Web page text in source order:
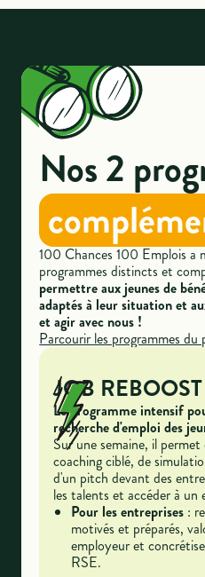
Nos 2
100 Chances 100 Emplois a
programmes distincts et
permettre aux jeunes de
adaptés à leur situation et
et agir avec nous !
Parcourir les programmes du
JOB REBOOST
Le programme intensif
recherche d'emploi des
Sur une semaine, il
coaching ciblé, de
d'un pitch devant des
les talents et accéder à un
Pour les entreprises :
motivés et préparés,
employeur et
RSE.